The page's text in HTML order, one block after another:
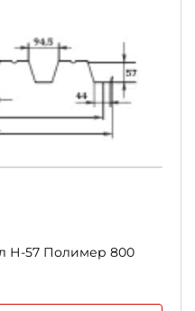
Н-57 Полимер 800